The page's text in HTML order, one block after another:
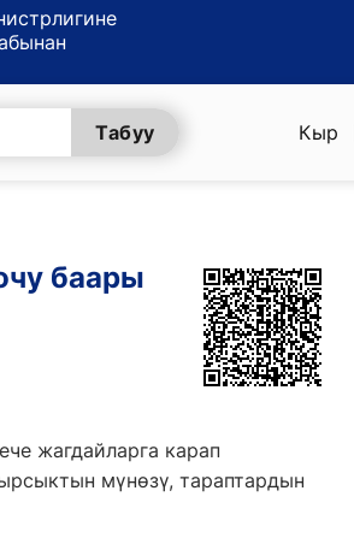
Табуу Кыр
баары
жагдайларга карап
мүнөзү, тараптардын